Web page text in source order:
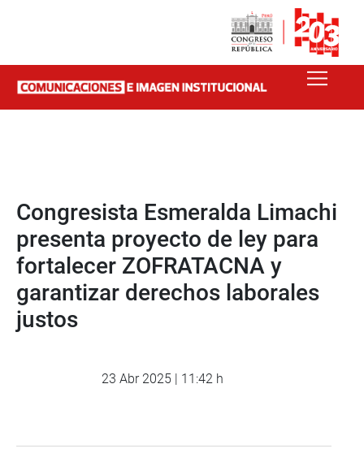
Congresista Esmeralda Limachi
presenta proyecto de ley para
fortalecer ZOFRATACNA y
garantizar derechos laborales
justos
23 Abr 2025 | 11:42 h